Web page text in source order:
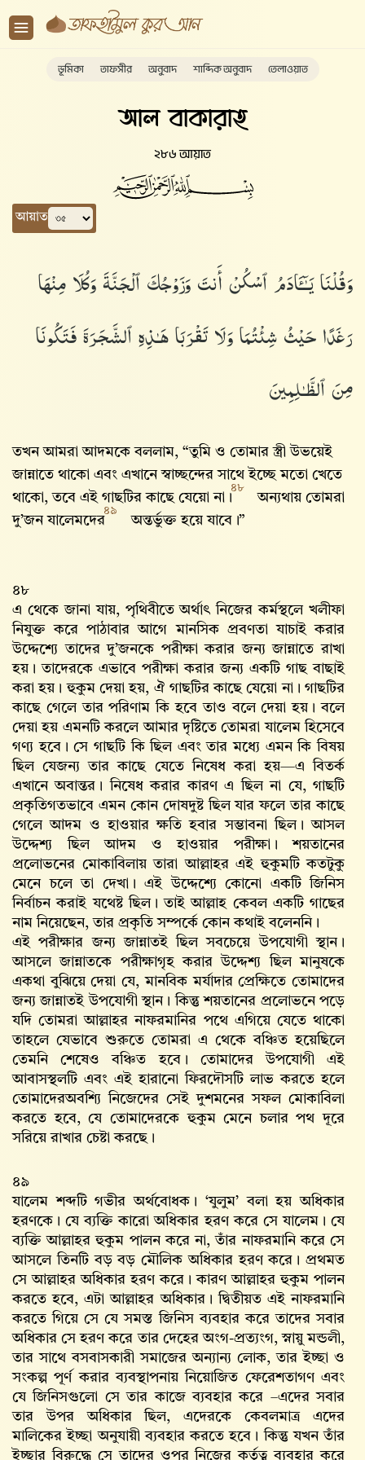
ভূমিকা তাফসীর অনুবাদ শাব্দিক অনুবাদ তেলাওয়াত
আল বাকারাহ
২৮৬ আয়াত
আয়াত
وَقُلْنَا يَـٰٓـَٔادَمُ ٱسْكُنْ أَنتَ وَزَوْجُكَ ٱلْجَنَّةَ وَكُلَا مِنْهَا
رَغَدًا حَيْثُ شِئْتُمَا وَلَا تَقْرَبَا هَـٰذِهِ ٱلشَّجَرَةَ فَتَكُونَا
مِنَ ٱلظَّـٰلِمِينَ
তখন আমরা আদমকে বললাম, “তুমি ও তোমার স্ত্রী উভয়েই
জান্নাতে থাকো এবং এখানে স্বাচ্ছন্দের সাথে ইচ্ছে মতো খেতে
থাকো, তবে এই গাছটির কাছে যেয়ো না।
৪৮
অন্যথায় তোমরা
দু’জন যালেমদের
৪৯
অন্তর্ভুক্ত হয়ে যাবে।”
৪৮
এ থেকে জানা যায়, পৃথিবীতে অর্থাৎ নিজের কর্মস্থলে খলীফা
নিযুক্ত করে পাঠাবার আগে মানসিক প্রবণতা যাচাই করার
উদ্দেশ্যে তাদের দু’জনকে পরীক্ষা করার জন্য জান্নাতে রাখা
হয়। তাদেরকে এভাবে পরীক্ষা করার জন্য একটি গাছ বাছাই
করা হয়। হুকুম দেয়া হয়, ঐ গাছটির কাছে যেয়ো না। গাছটির
কাছে গেলে তার পরিণাম কি হবে তাও বলে দেয়া হয়। বলে
দেয়া হয় এমনটি করলে আমার দৃষ্টিতে তোমরা যালেম হিসেবে
গণ্য হবে। সে গাছটি কি ছিল এবং তার মধ্যে এমন কি বিষয়
ছিল যেজন্য তার কাছে যেতে নিষেধ করা হয়—এ বিতর্ক
এখানে অবান্তর। নিষেধ করার কারণ এ ছিল না যে, গাছটি
প্রকৃতিগতভাবে এমন কোন দোষদুষ্ট ছিল যার ফলে তার কাছে
গেলে আদম ও হাওয়ার ক্ষতি হবার সম্ভাবনা ছিল। আসল
উদ্দেশ্য ছিল আদম ও হাওয়ার পরীক্ষা। শয়তানের
প্রলোভনের মোকাবিলায় তারা আল্লাহর এই হুকুমটি কতটুকু
মেনে চলে তা দেখা। এই উদ্দেশ্যে কোনো একটি জিনিস
নির্বাচন করাই যথেষ্ট ছিল। তাই আল্লাহ‌ কেবল একটি গাছের
নাম নিয়েছেন, তার প্রকৃতি সম্পর্কে কোন কথাই বলেননি।
এই পরীক্ষার জন্য জান্নাতই ছিল সবচেয়ে উপযোগী স্থান।
আসলে জান্নাতকে পরীক্ষাগৃহ করার উদ্দেশ্য ছিল মানুষকে
একথা বুঝিয়ে দেয়া যে, মানবিক মর্যাদার প্রেক্ষিতে তোমাদের
জন্য জান্নাতই উপযোগী স্থান। কিন্তু শয়তানের প্রলোভনে পড়ে
যদি তোমরা আল্লাহর নাফরমানির পথে এগিয়ে যেতে থাকো
তাহলে যেভাবে শুরুতে তোমরা এ থেকে বঞ্চিত হয়েছিলে
তেমনি শেষেও বঞ্চিত হবে। তোমাদের উপযোগী এই
আবাসস্থলটি এবং এই হারানো ফিরদৌসটি লাভ করতে হলে
তোমাদেরঅবশ্যি নিজেদের সেই দুশমনের সফল মোকাবিলা
করতে হবে, যে তোমাদেরকে হুকুম মেনে চলার পথ দূরে
সরিয়ে রাখার চেষ্টা করছে।
৪৯
যালেম শব্দটি গভীর অর্থবোধক। ‘যুলুম’ বলা হয় অধিকার
হরণকে। যে ব্যক্তি কারো অধিকার হরণ করে সে যালেম। যে
ব্যক্তি আল্লাহর হুকুম পালন করে না, তাঁর নাফরমানি করে সে
আসলে তিনটি বড় বড় মৌলিক অধিকার হরণ করে। প্রথমত
সে আল্লাহর অধিকার হরণ করে। কারণ আল্লাহর হুকুম পালন
করতে হবে, এটা আল্লাহর অধিকার। দ্বিতীয়ত এই নাফরমানি
করতে গিয়ে সে যে সমস্ত জিনিস ব্যবহার করে তাদের সবার
অধিকার সে হরণ করে তার দেহের অংগ-প্রত্যংগ, স্নায়ু মন্ডলী,
তার সাথে বসবাসকারী সমাজের অন্যান্য লোক, তার ইচ্ছা ও
সংকল্প পূর্ণ করার ব্যবস্থাপনায় নিয়োজিত ফেরেশতাগণ এবং
যে জিনিসগুলো সে তার কাজে ব্যবহার করে –এদের সবার
তার উপর অধিকার ছিল, এদেরকে কেবলমাত্র এদের
মালিকের ইচ্ছা অনুযায়ী ব্যবহার করতে হবে। কিন্তু যখন তাঁর
ইচ্ছার বিরুদ্ধে সে তাদের ওপর নিজের কর্তৃত্ব ব্যবহার করে